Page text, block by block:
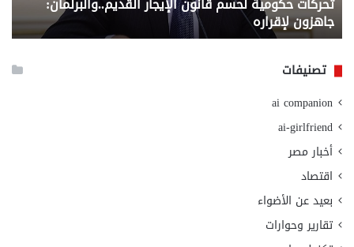
جاهزون لإقراره
تصنيفات
ai companion
ai-girlfriend
أخبار مصر
اقتصاد
بعيد عن الأضواء
تقارير وحوارات